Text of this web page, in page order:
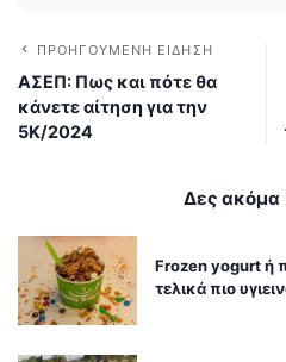
ΠΡΟΗΓΟΎΜΕΝΗ ΕΊΔΗΣΗ
ΑΣΕΠ: Πως και πότε θα
κάνετε αίτηση για την
5Κ/2024
Δες ακόμα
Frozen yogurt ή
τελικά πιο